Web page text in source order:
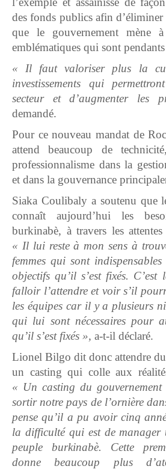
des fonds publics afin
que le gouvernement mène
emblématiques qui sont
« Il faut valoriser plus la
investissements qui
secteur et d’augmenter les
demandé.
Pour ce nouveau mandat de
attend beaucoup de
professionnalisme dans la
et dans la gouvernance
Siaka Coulibaly a soutenu que
connaît aujourd’hui les
burkinabè, à travers les
« Il lui reste à mon sens à
femmes qui sont
objectifs qu’il s’est fixés.
falloir l’attendre et voir s’il
les équipes car il y a plusieurs
qui lui sont nécessaires pour
qu’il s’est fixés », a-t-il déclaré.
Lionel Bilgo dit donc attendre du
un casting qui colle aux
« Un casting du
sortir notre pays de l’ornière
pense qu’il a pu avoir cinq
la difficulté qui est de manager
peuple burkinabè. Cette
donne beaucoup plus